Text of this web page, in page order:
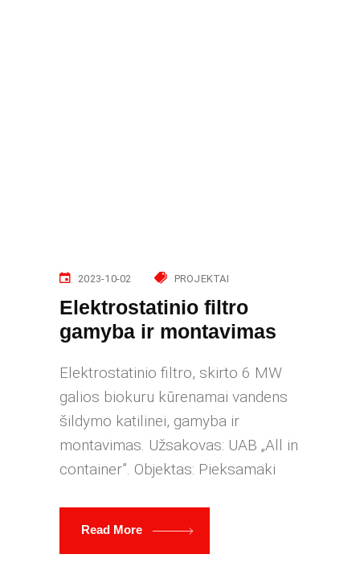
2023-10-02 PROJEKTAI
Elektrostatinio filtro
gamyba ir montavimas
Elektrostatinio filtro, skirto 6 MW
galios biokuru kūrenamai vandens
šildymo katilinei, gamyba ir
montavimas. Užsakovas: UAB „All in
container”. Objektas: Pieksamaki
Read More